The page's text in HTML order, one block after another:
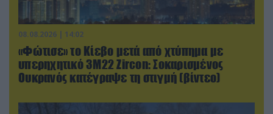
08.08.2026 | 14:02
«Φώτισε» το Κίεβο μετά από χτύπημα με
υπερηχητικό 3M22 Zircon: Σοκαρισμένος
Ουκρανός κατέγραψε τη στιγμή (βίντεο)